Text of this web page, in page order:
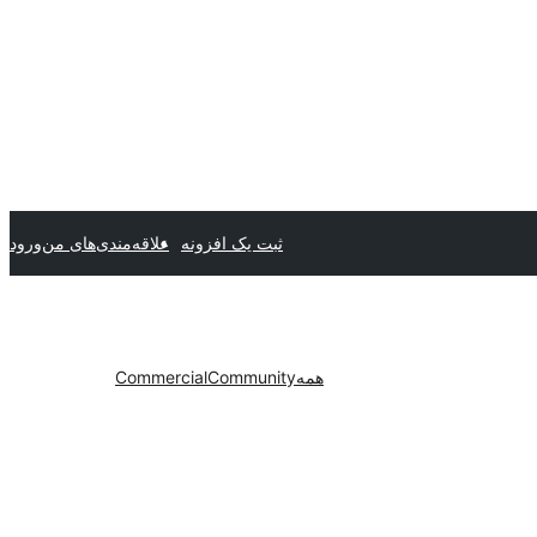
ثبت یک افزونه علاقه‌مندی‌های منورود
همهCommunity
Commercial